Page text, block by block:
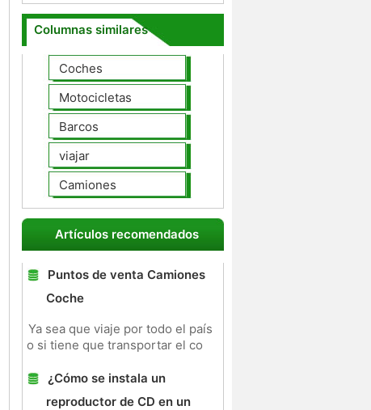
Columnas similares
Coches
Motocicletas
Barcos
viajar
Camiones
Artículos recomendados
Puntos de venta Camiones
Coche
Ya sea que viaje por todo el país
o si tiene que transportar el co
¿Cómo se instala un
reproductor de CD en un